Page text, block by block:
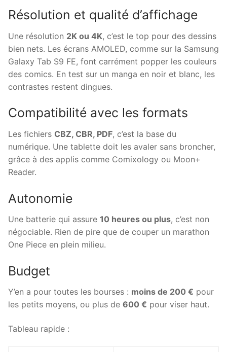
Résolution et qualité d’affichage
Une résolution 2K ou 4K, c’est le top pour des dessins
bien nets. Les écrans AMOLED, comme sur la Samsung
Galaxy Tab S9 FE, font carrément popper les couleurs
des comics. En test sur un manga en noir et blanc, les
contrastes restent dingues.
Compatibilité avec les formats
Les fichiers CBZ, CBR, PDF, c’est la base du
numérique. Une tablette doit les avaler sans broncher,
grâce à des applis comme Comixology ou Moon+
Reader.
Autonomie
Une batterie qui assure 10 heures ou plus, c’est non
négociable. Rien de pire que de couper un marathon
One Piece en plein milieu.
Budget
Y’en a pour toutes les bourses : moins de 200 € pour
les petits moyens, ou plus de 600 € pour viser haut.
Tableau rapide :